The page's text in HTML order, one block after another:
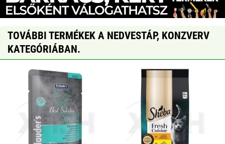
TOVÁBBI TERMÉKEK A NEDVESTÁP, KONZVERV
KATEGÓRIÁBAN.